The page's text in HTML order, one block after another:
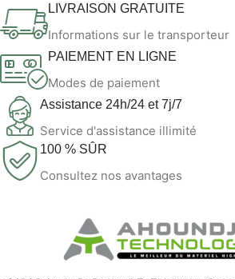
LIVRAISON GRATUITE
Informations sur le transporteur
PAIEMENT EN LIGNE
Modes de paiement
Assistance 24h/24 et 7j/7
Service d'assistance illimité
100 % SÛR
Consultez nos avantages